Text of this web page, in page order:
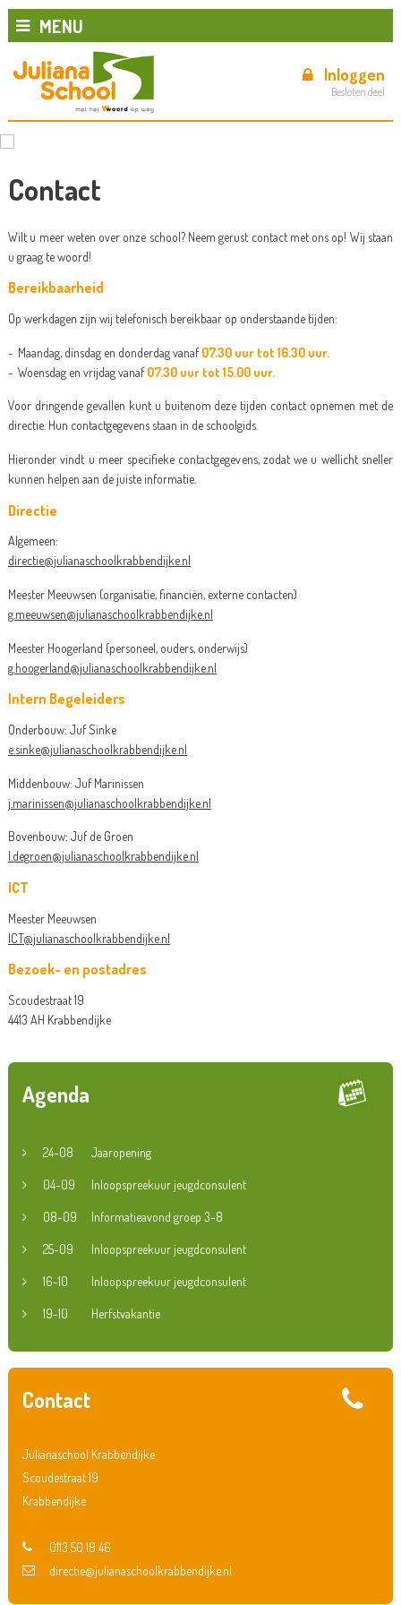
MENU
Inloggen
Besloten deel
Contact
Wilt u meer weten over onze school? Neem gerust contact met ons op! Wij staan
u graag te woord!
Bereikbaarheid
Op werkdagen zijn wij telefonisch bereikbaar op onderstaande tijden:
Maandag, dinsdag en donderdag vanaf07.30 uur tot 16.30 uur.
Woensdag en vrijdag vanaf07.30 uur tot 15.00 uur.
Voor dringende gevallen kunt u buitenom deze tijden contact opnemen met de
directie. Hun contactgegevens staan in de schoolgids.
Hieronder vindt u meer specifieke contactgegevens, zodat we u wellicht sneller
kunnen helpen aan de juiste informatie.
Directie
Algemeen:
directie@julianaschoolkrabbendijke.nl
Meester Meeuwsen (organisatie, financiën, externe contacten)
g.meeuwsen@julianaschoolkrabbendijke.nl
Meester Hoogerland (personeel, ouders, onderwijs)
g.hoogerland@julianaschoolkrabbendijke.nl
Intern Begeleiders
Onderbouw: Juf Sinke
e.sinke@julianaschoolkrabbendijke.nl
Middenbouw: Juf Marinissen
j.marinissen@julianaschoolkrabbendijke.nl
Bovenbouw: Juf de Groen
l.degroen@julianaschoolkrabbendijke.nl
ICT
Meester Meeuwsen
ICT@julianaschoolkrabbendijke.nl
Bezoek- en postadres
Scoudestraat 19
4413 AH Krabbendijke
Agenda
24-08 Jaaropening
04-09 Inloopspreekuur jeugdconsulent
08-09 Informatieavond groep 3-8
25-09 Inloopspreekuur jeugdconsulent
16-10 Inloopspreekuur jeugdconsulent
19-10 Herfstvakantie
Contact
Julianaschool Krabbendijke
Scoudestraat 19
Krabbendijke
0113 50 18 46
directie@julianaschoolkrabbendijke.nl